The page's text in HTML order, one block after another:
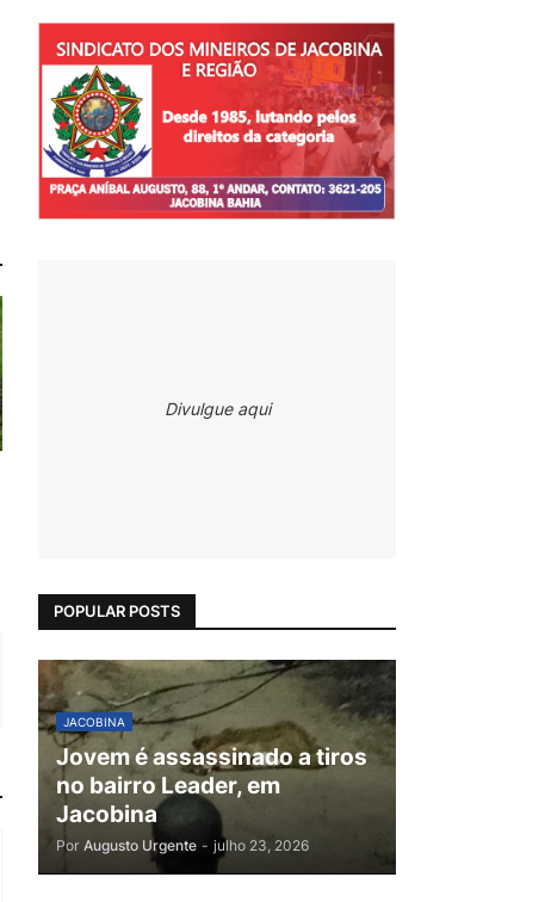
Divulgue aqui
POPULAR POSTS
JACOBINA
Jovem é assassinado a tiros
no bairro Leader, em
Jacobina
Por Augusto Urgente - julho 23, 2026